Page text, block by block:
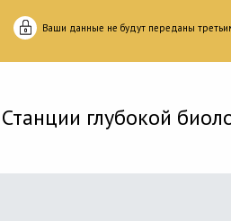
Ваши данные не будут переданы
Станции глубокой